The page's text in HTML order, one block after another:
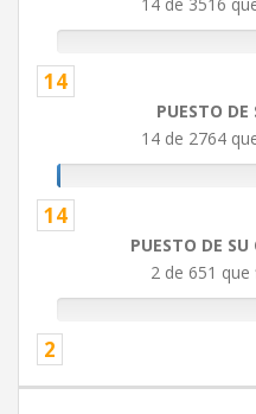
14
PUESTO DE
14 de 2764
14
PUESTO DE
2 de 651
2